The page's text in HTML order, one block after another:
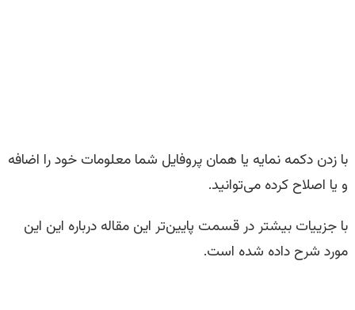
با زدن دکمه نمایه یا همان پروفایل شما معلومات خود را اضافه
و یا اصلاح کرده می‌توانید.
با جزییات بیشتر در قسمت پایین‌تر این مقاله درباره این این
مورد شرح داده شده است.